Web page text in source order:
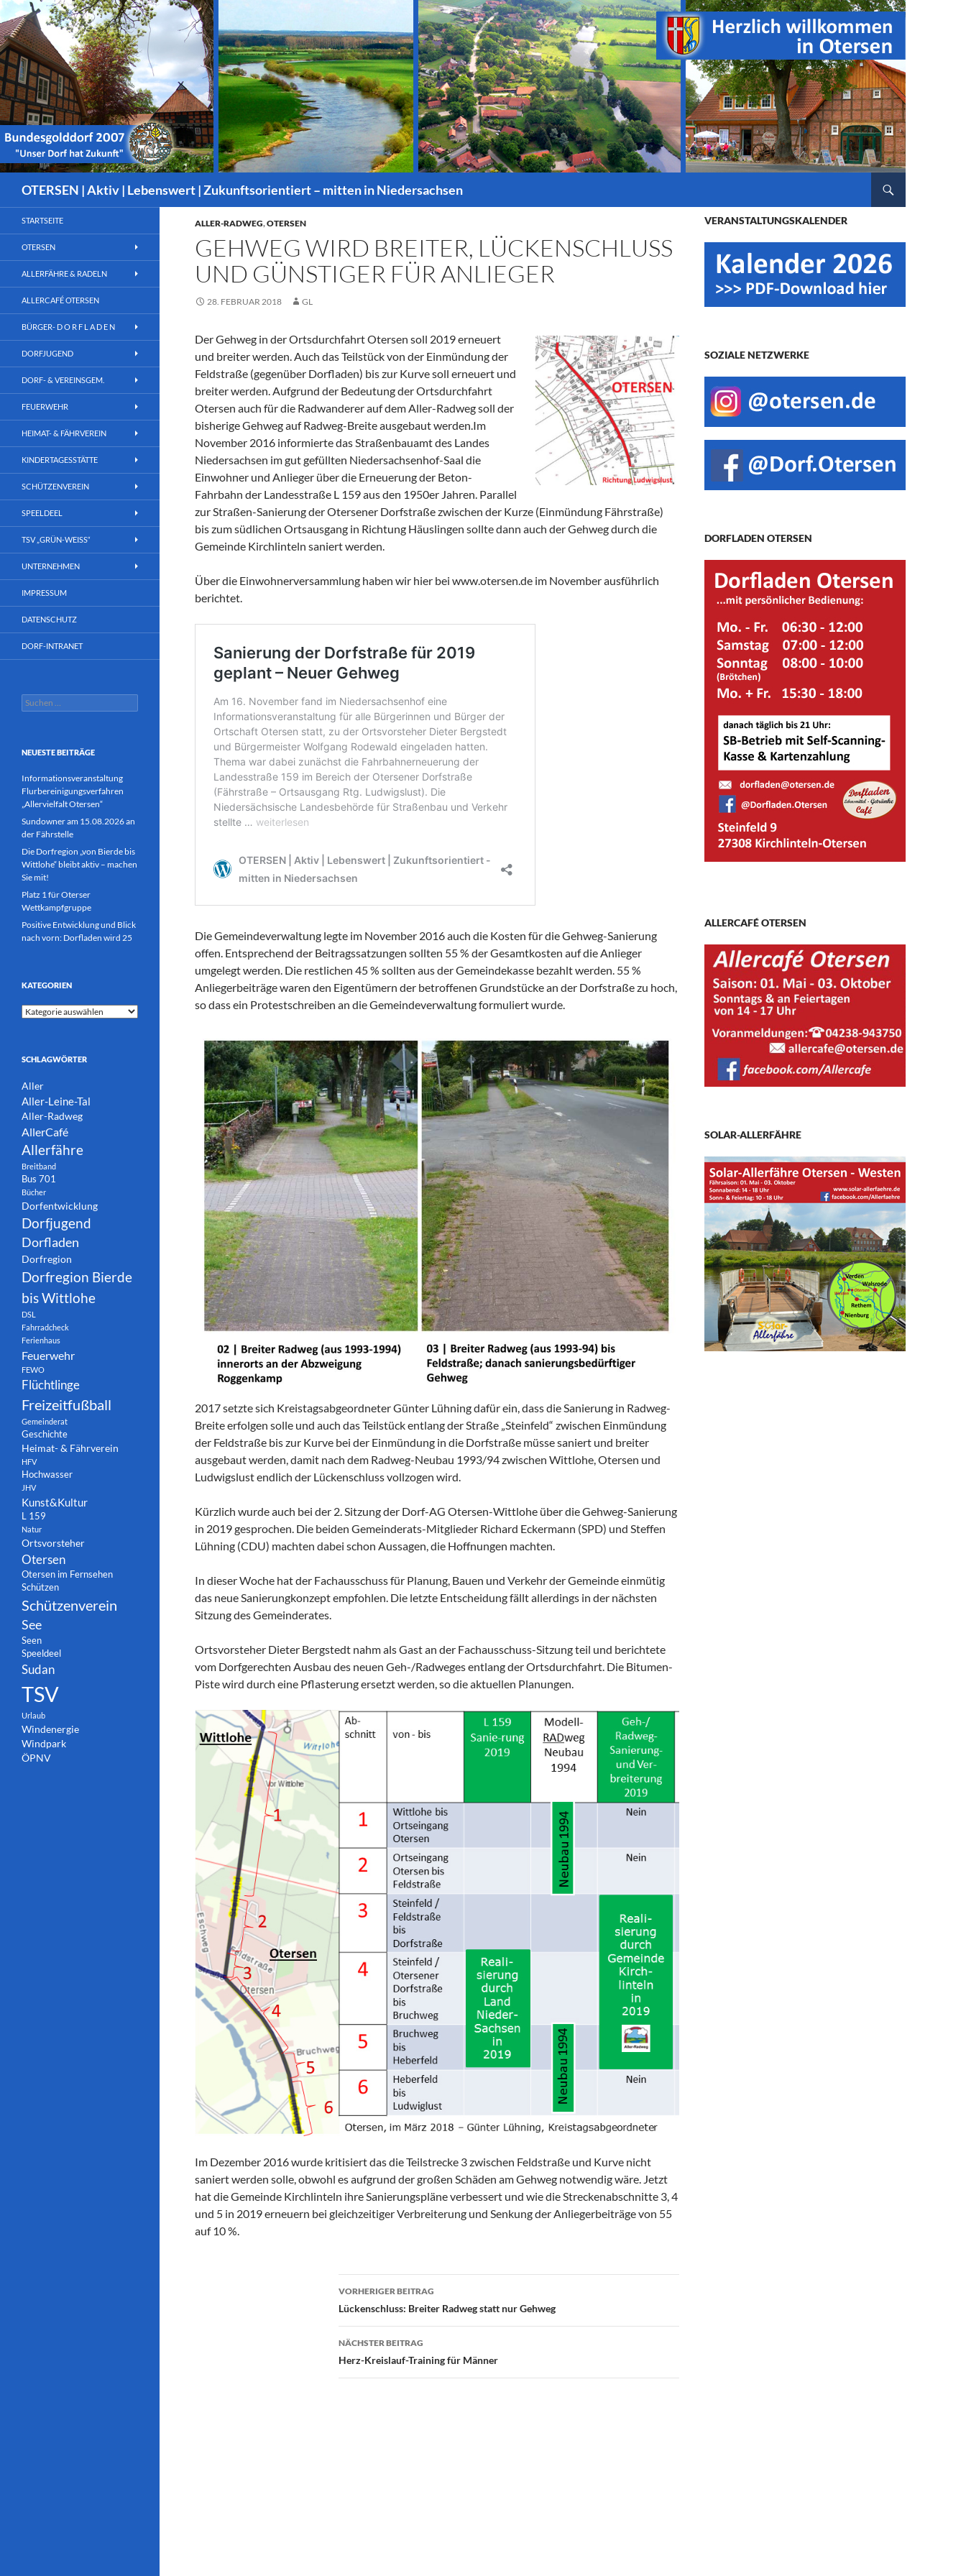
OTERSEN | Aktiv | Lebenswert | Zukunftsorientiert – mitten in Niedersachsen
ALLER-RADWEG,OTERSEN
GEHWEG WIRD BREITER, LÜCKENSCHLUSS
UND GÜNSTIGER FÜR ANLIEGER
28. FEBRUAR 2018 GL
Der Gehweg in der Ortsdurchfahrt Otersen soll 2019 erneuert
und breiter werden. Auch das Teilstück von der Einmündung der
Feldstraße (gegenüber Dorfladen) bis zur Kurve soll erneuert und
breiter werden. Aufgrund der Bedeutung der Ortsdurchfahrt
Otersen auch für die Radwanderer auf dem Aller-Radweg soll der
bisherige Gehweg auf Radweg-Breite ausgebaut werden.Im
November 2016 informierte das Straßenbauamt des Landes
Niedersachsen im gut gefüllten Niedersachsenhof-Saal die
Einwohner und Anlieger über die Erneuerung der Beton-
Fahrbahn der Landesstraße L 159 aus den 1950er Jahren. Parallel
zur Straßen-Sanierung der Otersener Dorfstraße zwischen der Kurze (Einmündung Fährstraße)
bis zum südlichen Ortsausgang in Richtung Häuslingen sollte dann auch der Gehweg durch die
Gemeinde Kirchlinteln saniert werden.
Über die Einwohnerversammlung haben wir hier bei www.otersen.de im November ausführlich
berichtet.
Die Gemeindeverwaltung legte im November 2016 auch die Kosten für die Gehweg-Sanierung
offen. Entsprechend der Beitragssatzungen sollten 55 % der Gesamtkosten auf die Anlieger
umgelegt werden. Die restlichen 45 % sollten aus der Gemeindekasse bezahlt werden. 55 %
Anliegerbeiträge waren den Eigentümern der betroffenen Grundstücke an der Dorfstraße zu hoch,
so dass ein Protestschreiben an die Gemeindeverwaltung formuliert wurde.
2017 setzte sich Kreistagsabgeordneter Günter Lühning dafür ein, dass die Sanierung in Radweg-
Breite erfolgen solle und auch das Teilstück entlang der Straße „Steinfeld“ zwischen Einmündung
der Feldstraße bis zur Kurve bei der Einmündung in die Dorfstraße müsse saniert und breiter
ausgebaut werden, damit nach dem Radweg-Neubau 1993/94 zwischen Wittlohe, Otersen und
Ludwigslust endlich der Lückenschluss vollzogen wird.
Kürzlich wurde auch bei der 2. Sitzung der Dorf-AG Otersen-Wittlohe über die Gehweg-Sanierung
in 2019 gesprochen. Die beiden Gemeinderats-Mitglieder Richard Eckermann (SPD) und Steffen
Lühning (CDU) machten dabei schon Aussagen, die Hoffnungen machten.
In dieser Woche hat der Fachausschuss für Planung, Bauen und Verkehr der Gemeinde einmütig
das neue Sanierungkonzept empfohlen. Die letzte Entscheidung fällt allerdings in der nächsten
Sitzung des Gemeinderates.
Ortsvorsteher Dieter Bergstedt nahm als Gast an der Fachausschuss-Sitzung teil und berichtete
vom Dorfgerechten Ausbau des neuen Geh-/Radweges entlang der Ortsdurchfahrt. Die Bitumen-
Piste wird durch eine Pflasterung ersetzt werden, so die aktuellen Planungen.
Im Dezember 2016 wurde kritisiert das die Teilstrecke 3 zwischen Feldstraße und Kurve nicht
saniert werden solle, obwohl es aufgrund der großen Schäden am Gehweg notwendig wäre. Jetzt
hat die Gemeinde Kirchlinteln ihre Sanierungspläne verbessert und wie die Streckenabschnitte 3, 4
und 5 in 2019 erneuern bei gleichzeitiger Verbreiterung und Senkung der Anliegerbeiträge von 55
auf 10 %.
Beitragsnavigation
VORHERIGER BEITRAG
Lückenschluss: Breiter Radweg statt nur Gehweg
NÄCHSTER BEITRAG
Herz-Kreislauf-Training für Männer
VERANSTALTUNGSKALENDER
SOZIALE NETZWERKE
DORFLADEN OTERSEN
ALLERCAFÉ OTERSEN
SOLAR-ALLERFÄHRE
STARTSEITE
OTERSEN
ALLERFÄHRE & RADELN
ALLERCAFÉ OTERSEN
BÜRGER- D O R F L A D E N
DORFJUGEND
DORF- & VEREINSGEM.
FEUERWEHR
HEIMAT- & FÄHRVEREIN
KINDERTAGESSTÄTTE
SCHÜTZENVEREIN
SPEELDEEL
TSV „GRÜN-WEISS“
UNTERNEHMEN
IMPRESSUM
DATENSCHUTZ
DORF-INTRANET
Suchen
nach:
NEUESTE BEITRÄGE
Informationsveranstaltung
Flurbereinigungsverfahren
„Allervielfalt Otersen“
Sundowner am 15.08.2026 an
der Fährstelle
Die Dorfregion „von Bierde bis
Wittlohe“ bleibt aktiv – machen
Sie mit!
Platz 1 für Oterser
Wettkampfgruppe
Positive Entwicklung und Blick
nach vorn: Dorfladen wird 25
KATEGORIEN
Kategorien
SCHLAGWÖRTER
Aller
Aller-Leine-Tal
Aller-Radweg
AllerCafé
Allerfähre
Breitband
Bus 701
Bücher
Dorfentwicklung
Dorfjugend
Dorfladen
Dorfregion
Dorfregion Bierde
bis Wittlohe
DSL
Fahrradcheck
Ferienhaus
Feuerwehr
FEWO
Flüchtlinge
Freizeitfußball
Gemeinderat
Geschichte
Heimat- & Fährverein
HFV
Hochwasser
JHV
Kunst&Kultur
L 159
Natur
Ortsvorsteher
Otersen
Otersen im Fernsehen
Schützen
Schützenverein
See
Seen
Speeldeel
Sudan
TSV
Urlaub
Windenergie
Windpark
ÖPNV